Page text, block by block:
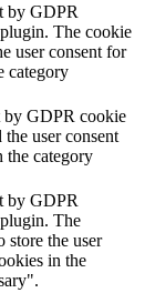
by GDPR
The cookie
user consent for
category
by GDPR cookie
user consent
the category
by GDPR
The
store the user
in the